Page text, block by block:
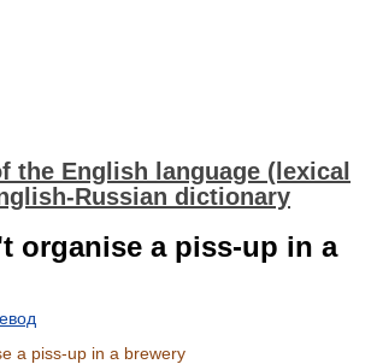
the English language (lexical
Russian dictionary
organise a piss-up in a
a piss-up in a brewery